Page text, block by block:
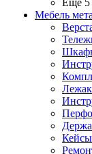
Ещё 5
Мебель